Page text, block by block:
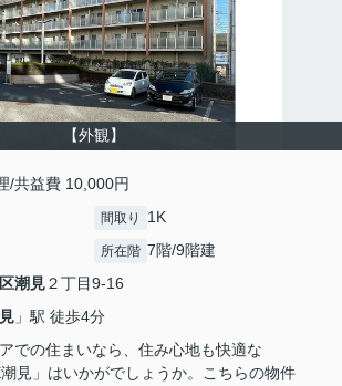
【外観】
/共益費 10,000円
間取り 1K
所在階 7階/9階建
潮見２丁目9-16
」駅 徒歩4分
での住まいなら、住み心地も快適な
潮見」はいかがでしょうか。こちらの物件